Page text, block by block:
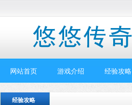
网站首页 游戏介绍 经验攻略
经验攻略